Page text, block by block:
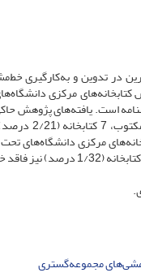
در تدوین و به‌کارگیری
مرکزی
است. یافته‌های پژوهش
است که در کتابخانه‌های مرکزی دانشگاه‌های تحت نظارت وزارت
کتابخانه‌های مرکزی دانشگاه‌های
وزارت بهداشت، 5 کتابخانه (9/17 درصد) دارای خط‌مشی مکتوب، 14 کتابخانه (50 درصد) دارای خط‌مشی
مجموعه‌گستری